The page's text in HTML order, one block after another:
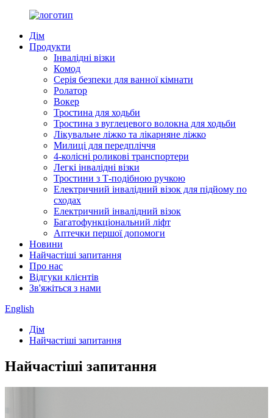
Дім
Продукти
Інвалідні візки
Комод
Серія безпеки для ванної кімнати
Ролатор
Вокер
Тростина для ходьби
Тростина з вуглецевого волокна для ходьби
Лікувальне ліжко та лікарняне ліжко
Милиці для передпліччя
4-колісні роликові транспортери
Легкі інвалідні візки
Тростини з Т-подібною ручкою
Електричний інвалідний візок для підйому по
сходах
Електричний інвалідний візок
Багатофункціональний ліфт
Аптечки першої допомоги
Новини
Найчастіші запитання
Про нас
Відгуки клієнтів
Зв'яжіться з нами
English
Дім
Найчастіші запитання
Найчастіші запитання